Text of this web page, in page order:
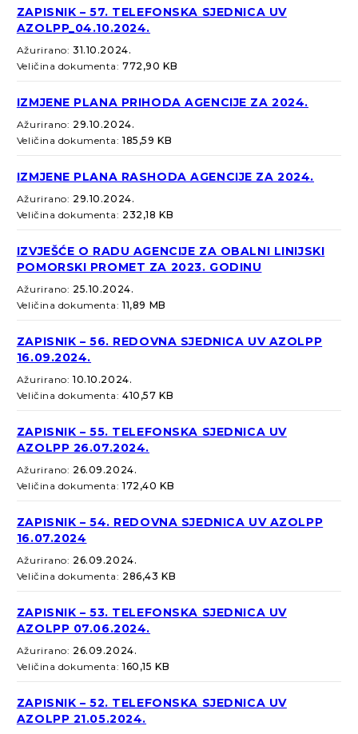
ZAPISNIK – 57. TELEFONSKA SJEDNICA UV
AZOLPP_04.10.2024.
Ažurirano:31.10.2024.
Veličina dokumenta:772,90 KB
IZMJENE PLANA PRIHODA AGENCIJE ZA 2024.
Ažurirano: 29.10.2024.
Veličina dokumenta:185,59 KB
IZMJENE PLANA RASHODA AGENCIJE ZA 2024.
Ažurirano: 29.10.2024.
Veličina dokumenta: 232,18 KB
IZVJEŠĆE O RADU AGENCIJE ZA OBALNI LINIJSKI
POMORSKI PROMET ZA 2023. GODINU
Ažurirano: 25.10.2024.
Veličina dokumenta:11,89 MB
ZAPISNIK – 56. REDOVNA SJEDNICA UV AZOLPP
16.09.2024.
Ažurirano:10.10.2024.
Veličina dokumenta:410,57 KB
ZAPISNIK – 55. TELEFONSKA SJEDNICA UV
AZOLPP 26.07.2024.
Ažurirano: 26.09.2024.
Veličina dokumenta:172,40 KB
ZAPISNIK – 54. REDOVNA SJEDNICA UV AZOLPP
16.07.2024
Ažurirano: 26.09.2024.
Veličina dokumenta: 286,43 KB
ZAPISNIK – 53. TELEFONSKA SJEDNICA UV
AZOLPP 07.06.2024.
Ažurirano: 26.09.2024.
Veličina dokumenta:160,15 KB
ZAPISNIK – 52. TELEFONSKA SJEDNICA UV
AZOLPP 21.05.2024.